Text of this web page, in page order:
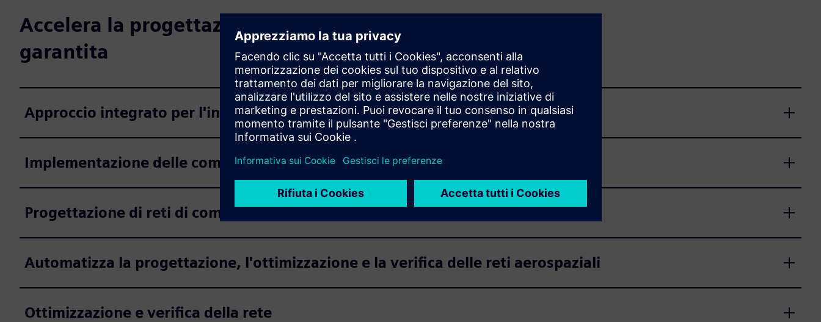
Accelera la progettazione di reti con consegna
garantita
Approccio integrato per l'intero veicolo
Implementazione delle comunicazioni
Progettazione di reti di comunicazione
Automatizza la progettazione, l'ottimizzazione e la verifica delle reti aerospaziali
Ottimizzazione e verifica della rete